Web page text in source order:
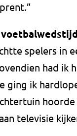
spelers in
had ik
ging ik
televisie